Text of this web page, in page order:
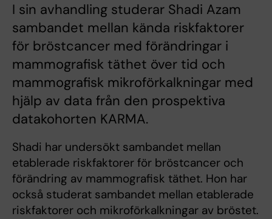
I sin avhandling studerar Shadi Azam
sambandet mellan kända riskfaktorer
för bröstcancer med förändringar i
mammografisk täthet över tid och
mammografisk mikroförkalkningar med
hjälp av data från den prospektiva
datakohorten KARMA.
Shadi har undersökt sambandet mellan
etablerade riskfaktorer för bröstcancer och
förändring av mammografisk täthet. Hon har
också studerat sambandet mellan etablerade
riskfaktorer och mikroförkalkningar av bröstet.